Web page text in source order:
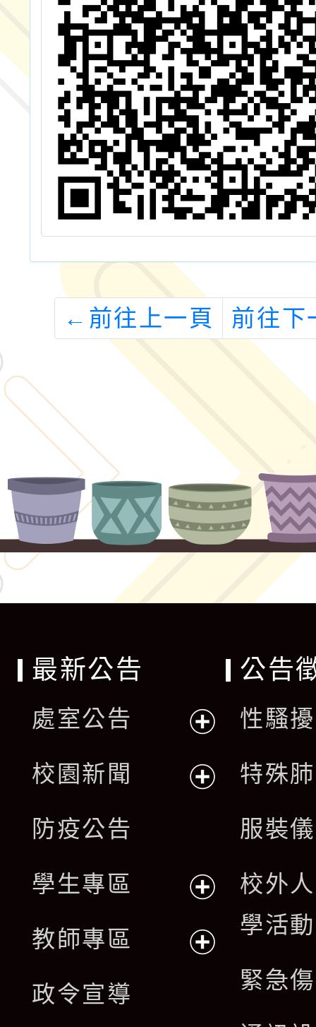
← 前往上一頁 前往下
最新公告
處室公告
開
單
校園新聞
選
單
防疫公告
學生專區
開
教師專區
政令宣導
公告
性騷
特殊
服裝
校外
學活
緊急